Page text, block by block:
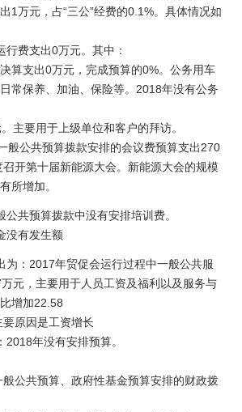
1万元，占“三公”经费的0.1%。具体情况如
行费支出0万元。其中：
算支出0万元，完成预算的0%。公务用车
常保养、加油、保险等。2018年没有公务
主要用于上级单位和客户的拜访。
般公共预算拨款安排的会议费预算支出270
开第十届新能源大会。新能源大会的规模
所增加。
共预算拨款中没有安排培训费。
没有发生额
为：2017年贸促会运行过程中一般公共服
元，主要用于人员工资及福利以及服务与
增加22.58
原因是工资增长
年没有安排预算。
公共预算、政府性基金预算安排的财政拨